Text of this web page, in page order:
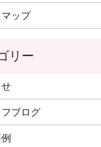
ップ
ブログ